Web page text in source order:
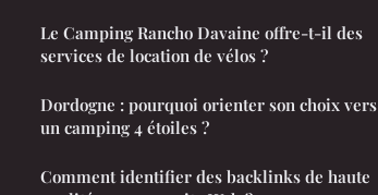
Le Camping Rancho Davaine offre-t-il des
services de location de vélos ?
Dordogne : pourquoi orienter son choix vers
un camping 4 étoiles ?
Comment identifier des backlinks de haute